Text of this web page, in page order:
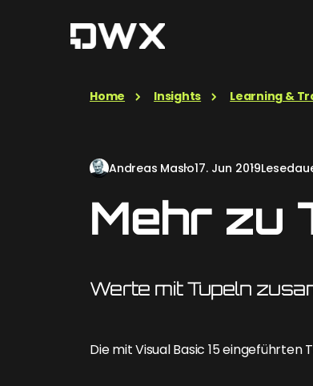
Home Insights Learning &
Andreas Maslo17. Jun 2019
Mehr zu
Werte mit Tupeln
Die mit Visual Basic 15